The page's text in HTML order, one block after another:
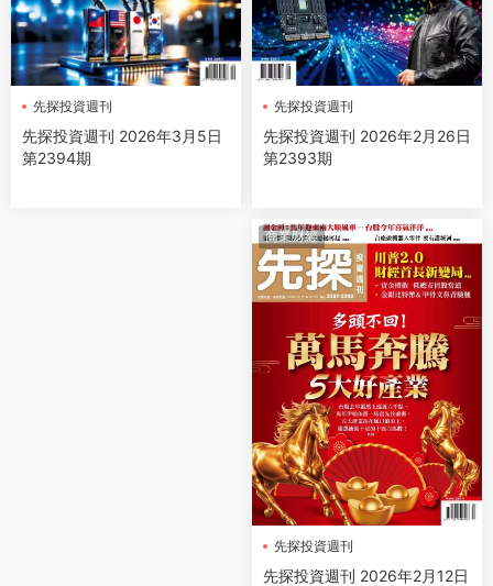
先探投資週刊
先探投資週刊 2026年3月5日
第2394期
先探投資週刊
先探投資週刊 2026年2月26日
第2393期
商業财經
先探投資週刊
先探投資週刊 2026年2月12日